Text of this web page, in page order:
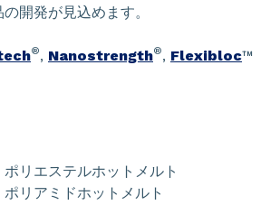
開発が見込めます。
®, Nanostrength®, Flexibloc™
リエステルホットメルト
リアミドホットメルト